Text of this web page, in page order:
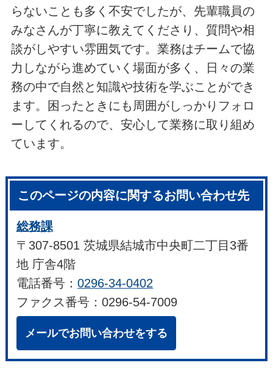
らないことも多く不安でしたが、先輩職員の
みなさんが丁寧に教えてくださり、質問や相
談がしやすい雰囲気です。業務はチームで協
力しながら進めていく場面が多く、日々の業
務の中で自然と知識や技術を学ぶことができ
ます。困ったときにも周囲がしっかりフォロ
ーしてくれるので、安心して業務に取り組め
ています。
このページの内容に関するお問い合わせ先
総務課
〒307-8501 茨城県結城市中央町二丁目3番
地 庁舎4階
電話番号：0296-34-0402
ファクス番号：0296-54-7009
メールでお問い合わせをする